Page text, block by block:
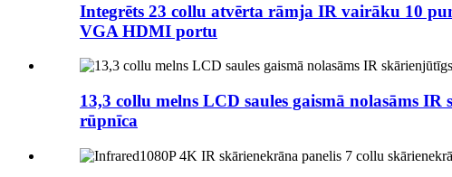
Integrēts 23 collu atvērta rāmja IR vairāku 10
VGA HDMI portu
13,3 collu melns LCD saules gaismā nolasāms
rūpnīca